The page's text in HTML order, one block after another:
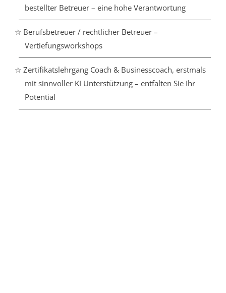
bestellter Betreuer – eine hohe Verantwortung
☆ Berufsbetreuer / rechtlicher Betreuer –
Vertiefungsworkshops
☆ Zertifikatslehrgang Coach & Businesscoach, erstmals
mit sinnvoller KI Unterstützung – entfalten Sie Ihr
Potential